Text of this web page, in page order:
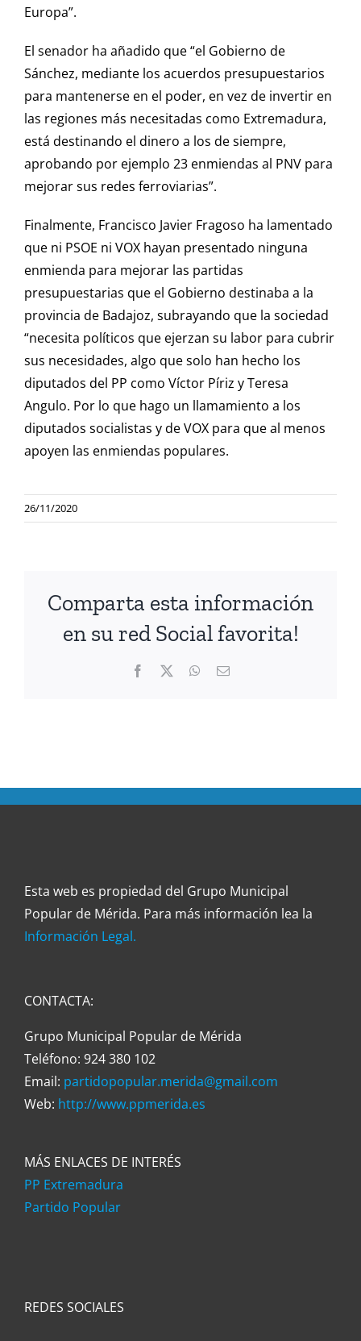
Europa”.
El senador ha añadido que “el Gobierno de
Sánchez, mediante los acuerdos presupuestarios
para mantenerse en el poder, en vez de invertir en
las regiones más necesitadas como Extremadura,
está destinando el dinero a los de siempre,
aprobando por ejemplo 23 enmiendas al PNV para
mejorar sus redes ferroviarias”.
Finalmente, Francisco Javier Fragoso ha lamentado
que ni PSOE ni VOX hayan presentado ninguna
enmienda para mejorar las partidas
presupuestarias que el Gobierno destinaba a la
provincia de Badajoz, subrayando que la sociedad
“necesita políticos que ejerzan su labor para cubrir
sus necesidades, algo que solo han hecho los
diputados del PP como Víctor Píriz y Teresa
Angulo. Por lo que hago un llamamiento a los
diputados socialistas y de VOX para que al menos
apoyen las enmiendas populares.
26/11/2020
Comparta esta información
en su red Social favorita!
Facebook
Twitter WhatsApp
Correo
Esta web es propiedad del Grupo Municipal
Popular de Mérida. Para más información lea la
Información Legal.
CONTACTA:
Grupo Municipal Popular de Mérida
Teléfono: 924 380 102
Email: partidopopular.merida@gmail.com
Web: http://www.ppmerida.es
MÁS ENLACES DE INTERÉS
PP Extremadura
Partido Popular
REDES SOCIALES